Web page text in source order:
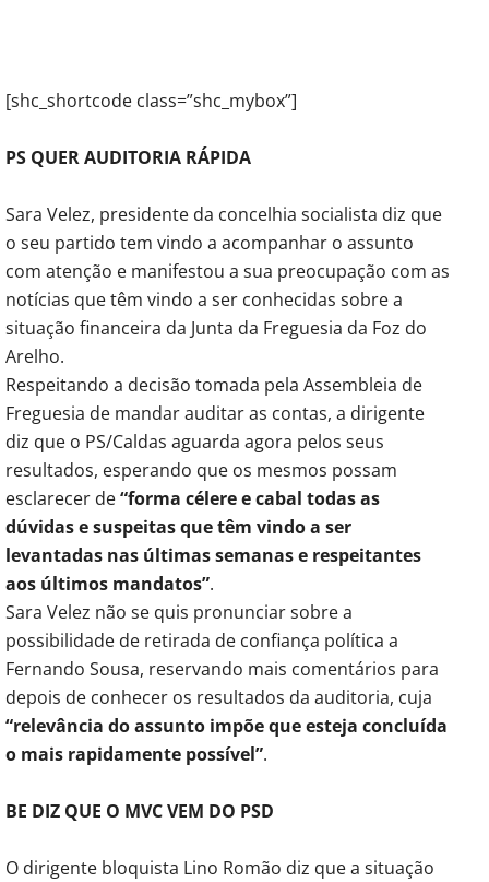
[shc_shortcode class=”shc_mybox”]
PS QUER AUDITORIA RÁPIDA
Sara Velez, presidente da concelhia socialista diz que
o seu partido tem vindo a acompanhar o assunto
com atenção e manifestou a sua preocupação com as
notícias que têm vindo a ser conhecidas sobre a
situação financeira da Junta da Freguesia da Foz do
Arelho.
Respeitando a decisão tomada pela Assembleia de
Freguesia de mandar auditar as contas, a dirigente
diz que o PS/Caldas aguarda agora pelos seus
resultados, esperando que os mesmos possam
esclarecer de“forma célere e cabal todas as
dúvidas e suspeitas que têm vindo a ser
levantadas nas últimas semanas e respeitantes
aos últimos mandatos”.
Sara Velez não se quis pronunciar sobre a
possibilidade de retirada de confiança política a
Fernando Sousa, reservando mais comentários para
depois de conhecer os resultados da auditoria, cuja
“relevância do assunto impõe que esteja concluída
o mais rapidamente possível”.
BE DIZ QUE O MVC VEM DO PSD
O dirigente bloquista Lino Romão diz que a situação